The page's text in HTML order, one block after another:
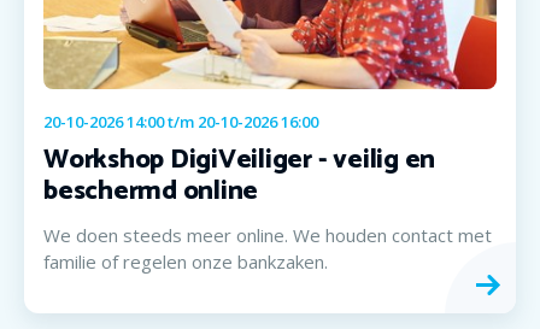
20-10-2026 14:00t/m 20-10-2026 16:00
Workshop DigiVeiliger - veilig en
beschermd online
We doen steeds meer online. We houden contact met
familie of regelen onze bankzaken.